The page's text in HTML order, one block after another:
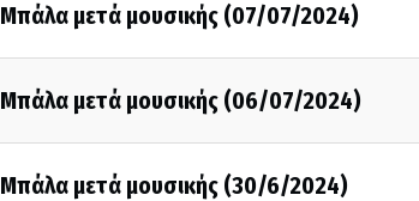
Μπάλα μετά μουσικής (07/07/2024)
Μπάλα μετά μουσικής (06/07/2024)
Μπάλα μετά μουσικής (30/6/2024)